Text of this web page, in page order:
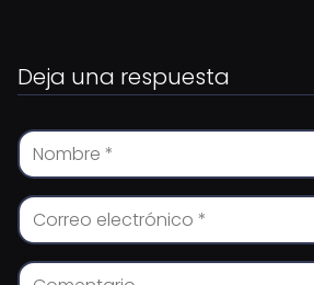
Deja una respuesta